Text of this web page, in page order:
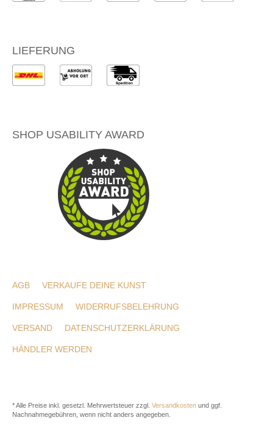
LIEFERUNG
SHOP USABILITY AWARD
AGB VERKAUFE DEINE KUNST
IMPRESSUM WIDERRUFSBELEHRUNG
VERSAND DATENSCHUTZERKLÄRUNG
HÄNDLER WERDEN
* Alle Preise inkl. gesetzl. Mehrwertsteuer zzgl. Versandkosten und ggf.
Nachnahmegebühren, wenn nicht anders angegeben.